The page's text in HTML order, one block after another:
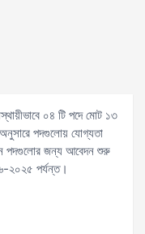
০৪ টি পদে মোট ১৩
অনুসারে পদগুলোয় যোগ্যতা
পদগুলোর জন্য আবেদন শুরু
২০২৫ পর্যন্ত।